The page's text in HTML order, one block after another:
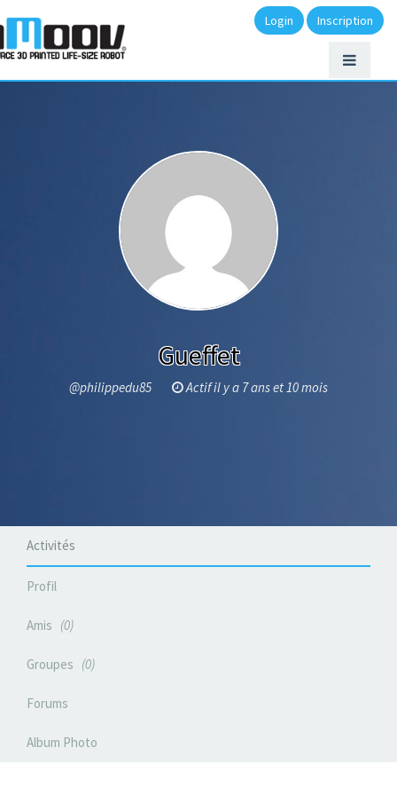
Login Inscription
Gueffet
@philippedu85 Actif il y a 7 ans et 10 mois
Activités
Profil
Amis 0
Groupes 0
Forums
Album Photo